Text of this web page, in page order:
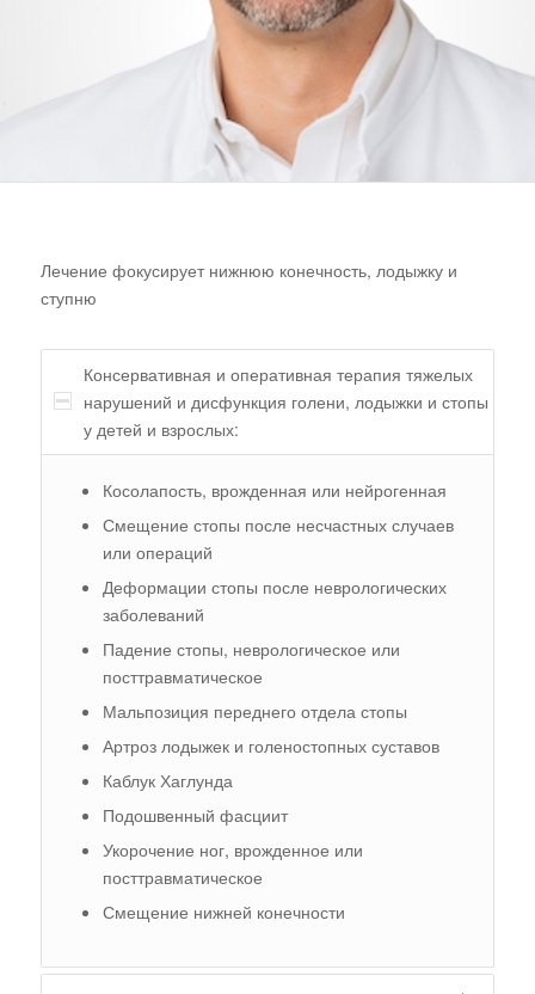
Лечение фокусирует нижнюю конечность, лодыжку и
ступню
Консервативная и оперативная терапия тяжелых
нарушений и дисфункция голени, лодыжки и стопы
у детей и взрослых:
Косолапость, врожденная или нейрогенная
Смещение стопы после несчастных случаев
или операций
Деформации стопы после неврологических
заболеваний
Падение стопы, неврологическое или
посттравматическое
Мальпозиция переднего отдела стопы
Артроз лодыжек и голеностопных суставов
Каблук Хаглунда
Подошвенный фасциит
Укорочение ног, врожденное или
посттравматическое
Смещение нижней конечности